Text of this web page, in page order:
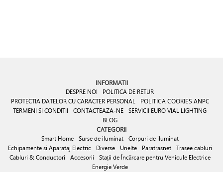
INFORMATII
DESPRE NOI
POLITICA DE RETUR
PROTECTIA DATELOR CU CARACTER PERSONAL
POLITICA COOKIES ANPC
TERMENI SI CONDITII
CONTACTEAZA-NE SERVICII EURO VIAL LIGHTING
BLOG
CATEGORII
Smart Home Surse de iluminat
Corpuri de iluminat
Echipamente si Aparataj Electric
Diverse Unelte Paratrasnet
Trasee cabluri
Cabluri & Conductori
Accesorii
Stații de Încărcare pentru Vehicule Electrice
Energie Verde